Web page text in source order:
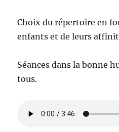
Choix du répertoire en
enfants et de leurs
Séances dans la bonne
tous.